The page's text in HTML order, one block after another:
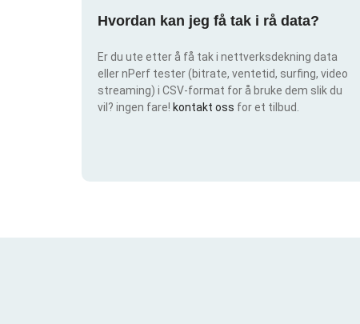
Hvordan kan jeg få tak i rå data?
Er du ute etter å få tak i nettverksdekning data
eller nPerf tester (bitrate, ventetid, surfing, video
streaming) i CSV-format for å bruke dem slik du
vil? ingen fare! kontakt oss for et tilbud.